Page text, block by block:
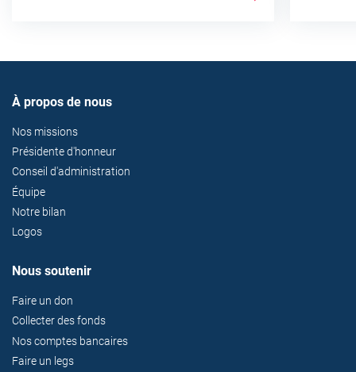
À propos de nous
Nos missions
Présidente d'honneur
Conseil d'administration
Équipe
Notre bilan
Logos
Nous soutenir
Faire un don
Collecter des fonds
Nos comptes bancaires
Faire un legs